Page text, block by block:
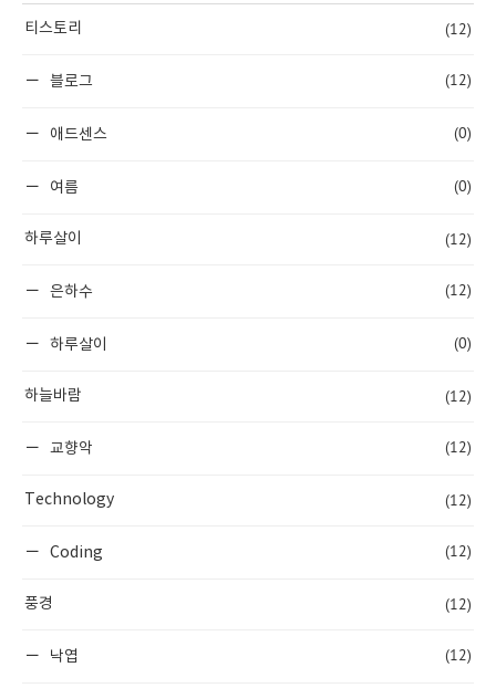
티스토리 (12)
블로그 (12)
애드센스 (0)
여름 (0)
하루살이 (12)
은하수 (12)
하루살이 (0)
하늘바람 (12)
교향악 (12)
Technology (12)
Coding (12)
풍경 (12)
낙엽 (12)